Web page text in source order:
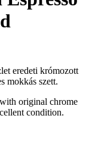
eredeti krómozott
mokkás szett.
original chrome
condition.